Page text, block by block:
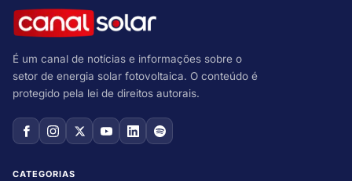
É um canal de notícias e informações sobre o
setor de energia solar fotovoltaica. O conteúdo é
protegido pela lei de direitos autorais.
CATEGORIAS